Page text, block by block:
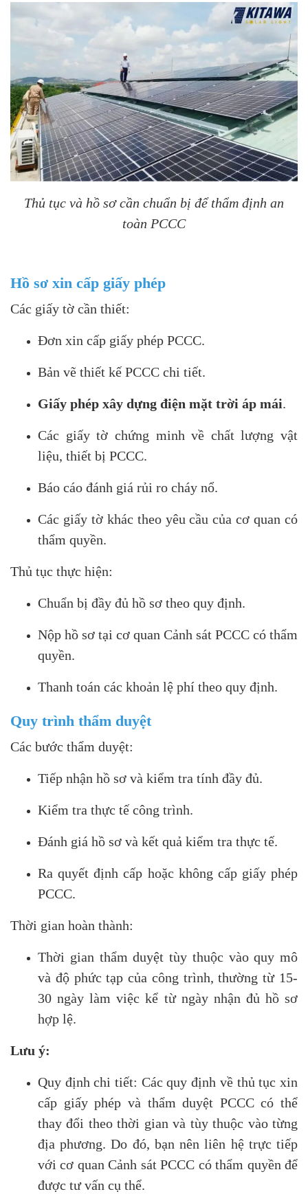
Thủ tục và hồ sơ cần chuẩn bị để thẩm định an
toàn PCCC
Hồ sơ xin cấp giấy phép
Các giấy tờ cần thiết:
Đơn xin cấp giấy phép PCCC.
Bản vẽ thiết kế PCCC chi tiết.
Giấy phép xây dựng điện mặt trời áp mái.
Các giấy tờ chứng minh về chất lượng vật
liệu, thiết bị PCCC.
Báo cáo đánh giá rủi ro cháy nổ.
Các giấy tờ khác theo yêu cầu của cơ quan có
thẩm quyền.
Thủ tục thực hiện:
Chuẩn bị đầy đủ hồ sơ theo quy định.
Nộp hồ sơ tại cơ quan Cảnh sát PCCC có thẩm
quyền.
Thanh toán các khoản lệ phí theo quy định.
Quy trình thẩm duyệt
Các bước thẩm duyệt:
Tiếp nhận hồ sơ và kiểm tra tính đầy đủ.
Kiểm tra thực tế công trình.
Đánh giá hồ sơ và kết quả kiểm tra thực tế.
Ra quyết định cấp hoặc không cấp giấy phép
PCCC.
Thời gian hoàn thành:
Thời gian thẩm duyệt tùy thuộc vào quy mô
và độ phức tạp của công trình, thường từ 15-
30 ngày làm việc kể từ ngày nhận đủ hồ sơ
hợp lệ.
Lưu ý:
Quy định chi tiết: Các quy định về thủ tục xin
cấp giấy phép và thẩm duyệt PCCC có thể
thay đổi theo thời gian và tùy thuộc vào từng
địa phương. Do đó, bạn nên liên hệ trực tiếp
với cơ quan Cảnh sát PCCC có thẩm quyền để
được tư vấn cụ thể.